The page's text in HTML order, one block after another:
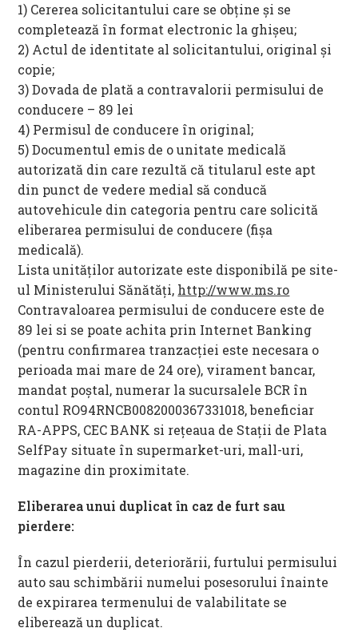
1) Cererea solicitantului care se obține și se
completează în format electronic la ghișeu;
2) Actul de identitate al solicitantului, original şi
copie;
3) Dovada de plată a contravalorii permisului de
conducere – 89 lei
4) Permisul de conducere în original;
5) Documentul emis de o unitate medicală
autorizată din care rezultă că titularul este apt
din punct de vedere medial să conducă
autovehicule din categoria pentru care solicită
eliberarea permisului de conducere (fișa
medicală).
Lista unităților autorizate este disponibilă pe site-
ul Ministerului Sănătăți, http://www.ms.ro
Contravaloarea permisului de conducere este de
89 lei si se poate achita prin Internet Banking
(pentru confirmarea tranzacției este necesara o
perioada mai mare de 24 ore), virament bancar,
mandat poștal, numerar la sucursalele BCR în
contul RO94RNCB0082000367331018, beneficiar
RA-APPS, CEC BANK si rețeaua de Stații de Plata
SelfPay situate în supermarket-uri, mall-uri,
magazine din proximitate.
Eliberarea unui duplicat în caz de furt sau
pierdere:
În cazul pierderii, deteriorării, furtului permisului
auto sau schimbării numelui posesorului înainte
de expirarea termenului de valabilitate se
eliberează un duplicat.